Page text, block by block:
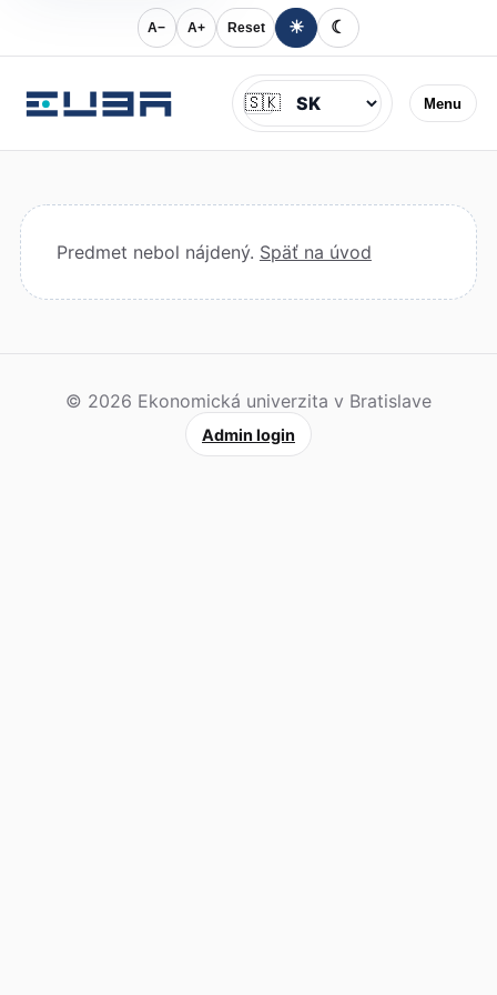
A− A+ Reset ☀ ☾
Menu
Jazyk
🇸🇰
Predmet nebol nájdený. Späť na úvod
© 2026 Ekonomická univerzita v Bratislave
Admin login